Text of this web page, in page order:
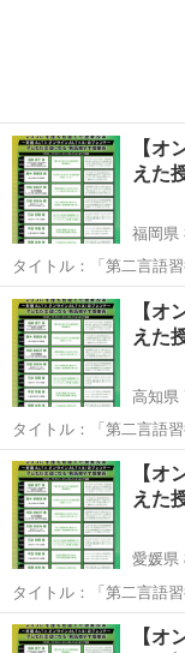
【オ
えた
福岡県
タイトル：「第二言語
容：203…
福岡 福岡市 セ
【オ
えた
高知県
タイトル：「第二言語
容：203…
高知 高知市 セ
【オ
えた
愛媛県
タイトル：「第二言語
容：203…
愛媛 松山市 セ
【オ